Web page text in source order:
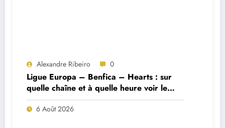
Alexandre Ribeiro 0
Ligue Europa – Benfica – Hearts : sur
quelle chaîne et à quelle heure voir le
match ?
6 Août 2026